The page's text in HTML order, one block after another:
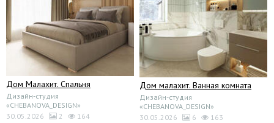
Дом Малахит. Спальня
Дизайн-студия
«CHEBANOVA_DESIGN»
30.05.2026
2 164
Дом малахит. Ванная комната
Дизайн-студия
«CHEBANOVA_DESIGN»
30.05.2026
6 163